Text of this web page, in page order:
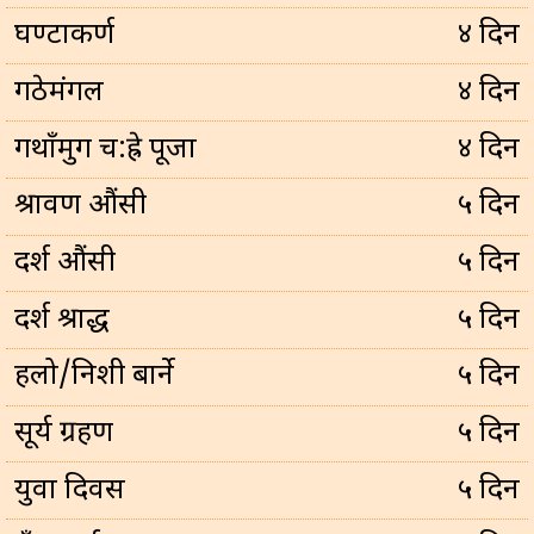
घण्टाकर्ण
४ दिन
गठेमंगल
४ दिन
गथाँमुग च:ह्रे पूजा
४ दिन
श्रावण औंसी
५ दिन
दर्श औंसी
५ दिन
दर्श श्राद्ध
५ दिन
हलो/निशी बार्ने
५ दिन
सूर्य ग्रहण
५ दिन
युवा दिवस
५ दिन